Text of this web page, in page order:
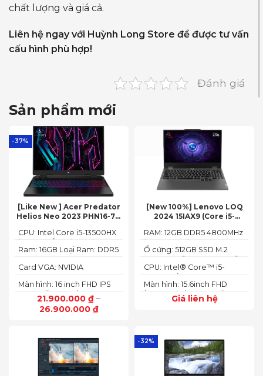
chất lượng và giá cả.
Liên hệ ngay với Huỳnh Long Store để được tư vấn
cấu hình phù hợp!
Đánh giá
Sản phẩm mới
-37%
[Like New ] Acer Predator
Helios Neo 2023 PHN16-71-
16GB, 512GB, RTX 4050 6GB,
16″ FHD 165Hz)
21.900.000 ₫ –
26.900.000 ₫
Màn hình: 16 inch FHD IPS
165Hz SlimBezel, sRGB
100%, Acer ComfyView,
500 nits
Card VGA: NVIDIA
(140W)
Ram: 16GB Loại Ram: DDR5
CPU: Intel Core i5-13500HX
(14 Cores/ 20 Threads, up
to 4.70 GHz, 24MB)
[New 100%] Lenovo LOQ
2024 15IAX9 (Core i5-
3050 6GB, 15.6″ FHD 144Hz)
Giá liên hệ
Màn hình: 15.6inch FHD
(1920x1080) IPS 300nits
Anti-glare, 100%sRGB,
CPU: Intel® Core™ i5-
12450HX (2.00GHz up to
4.40GHz, 12MB Cache)
Ổ cứng: 512GB SSD M.2
2242 PCIe® 4.0x4 NVMe®
RAM: 12GB DDR5 4800MHz
(up to 32GB)
-32%